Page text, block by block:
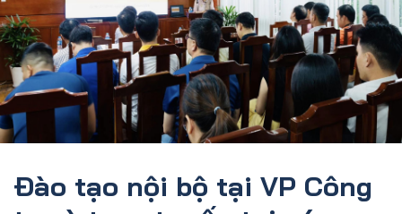
Đào tạo nội bộ tại VP Công